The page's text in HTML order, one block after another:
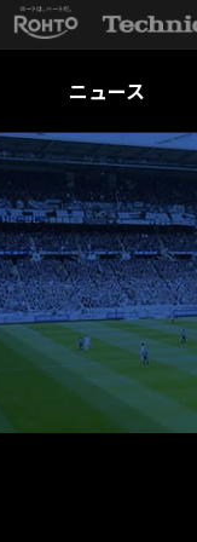
ニュース